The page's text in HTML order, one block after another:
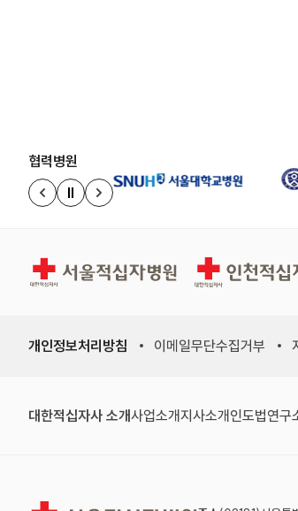
협력병원
이전 슬라이드
정지
다음 슬라이드
서울적십자병원 인천적십자병원
개인정보처리방침 이메일무단수집거부
대한적십자사 소개(새 창)
사업소개(새 창)
지사소개 (새 창)
인도법연구